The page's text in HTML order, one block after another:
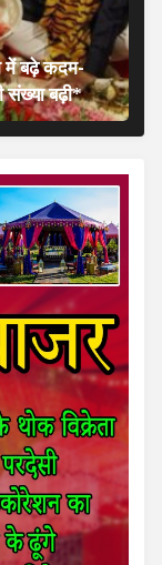
में बढ़े कदम-
संख्या बढ़ी*